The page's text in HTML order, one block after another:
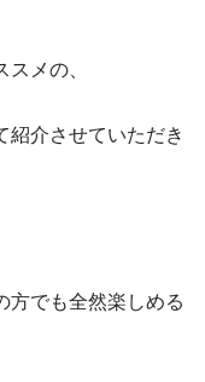
メの、
紹介させていただき
方でも全然楽しめる